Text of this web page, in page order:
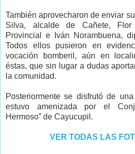
También aprovecharon de enviar
Silva, alcalde de Cañete, Flor
Provincial e Iván Norambuena,
Todos ellos pusieron en
vocación bomberil, aún en
éstas, que sin lugar a dudas
la comunidad.
Posteriormente se disfrutó de
estuvo amenizada por el
Hermoso” de Cayucupil.
VER TODAS LAS